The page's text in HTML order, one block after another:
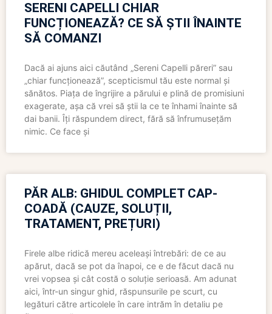
SERENI CAPELLI CHIAR
FUNCȚIONEAZĂ? CE SĂ ȘTII ÎNAINTE
SĂ COMANZI
Dacă ai ajuns aici căutând „Sereni Capelli păreri” sau
„chiar funcționează”, scepticismul tău este normal și
sănătos. Piața de îngrijire a părului e plină de promisiuni
exagerate, așa că vrei să știi la ce te înhami înainte să
dai banii. Îți răspundem direct, fără să înfrumusețăm
nimic. Ce face și
PĂR ALB: GHIDUL COMPLET CAP-
COADĂ (CAUZE, SOLUȚII,
TRATAMENT, PREȚURI)
Firele albe ridică mereu aceleași întrebări: de ce au
apărut, dacă se pot da înapoi, ce e de făcut dacă nu
vrei vopsea și cât costă o soluție serioasă. Am adunat
aici, într-un singur ghid, răspunsurile pe scurt, cu
legături către articolele în care intrăm în detaliu pe